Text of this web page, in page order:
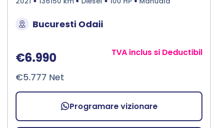
Bucuresti Odaii
€6.990
€5.777 Net
TVA inclus si Deductibil
Programare vizionare